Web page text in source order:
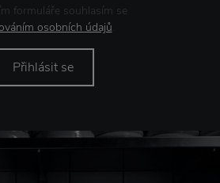
formuláře souhlasím se
osobních údajů.
Přihlásit se